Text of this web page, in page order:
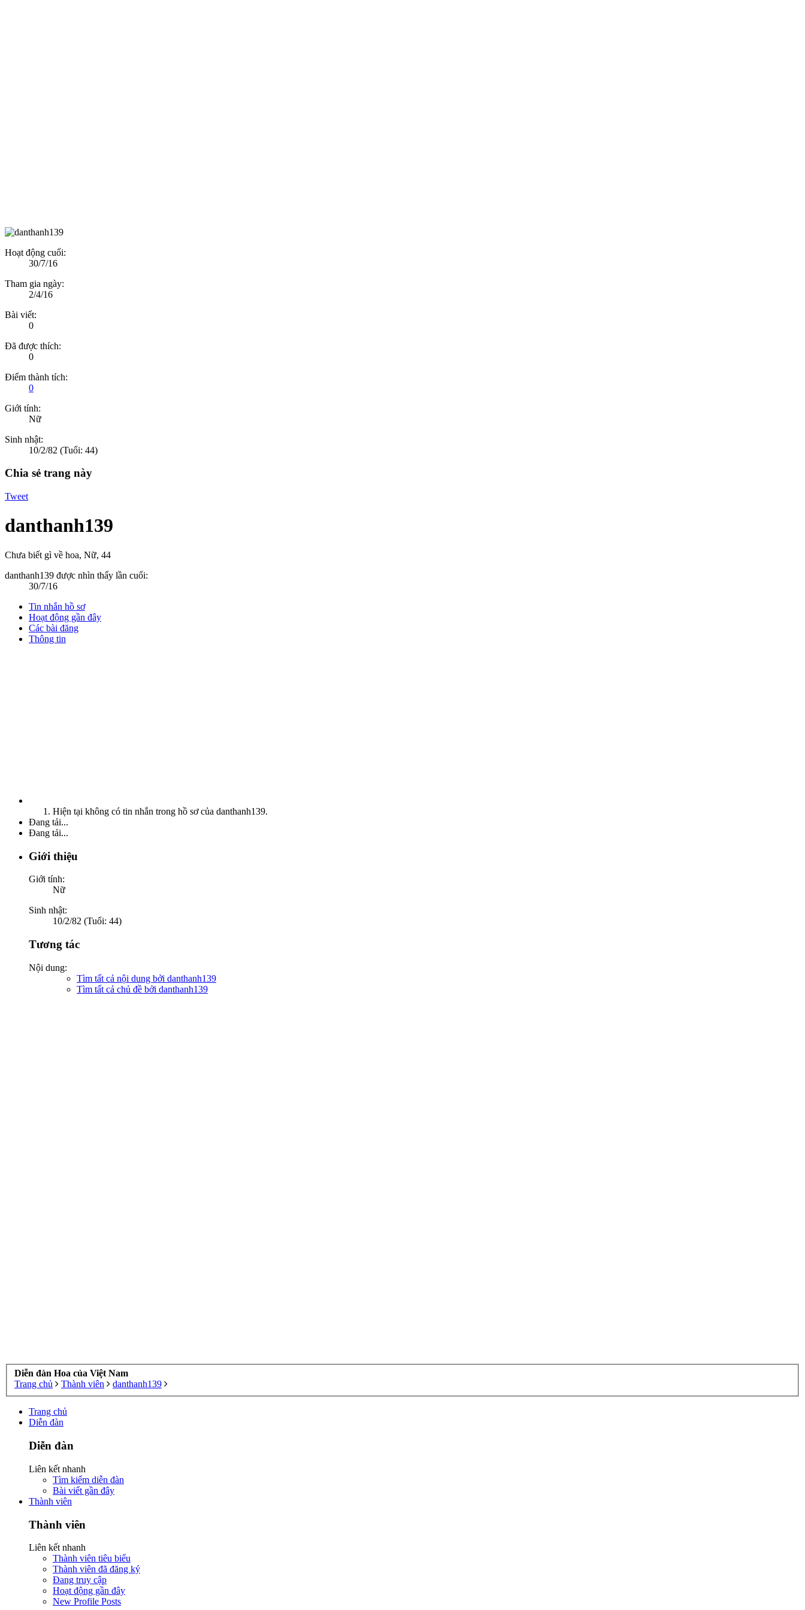
Hoạt động cuối:
30/7/16
Tham gia ngày:
2/4/16
Bài viết:
0
Đã được thích:
0
Điểm thành tích:
0
Giới tính:
Nữ
Sinh nhật:
10/2/82 (Tuổi: 44)
Chia sẻ trang này
Tweet
danthanh139
Chưa biết gì về hoa, Nữ, 44
danthanh139 được nhìn thấy lần cuối:
30/7/16
Tin nhắn hồ sơ
Hoạt động gần đây
Các bài đăng
Thông tin
Hiện tại không có tin nhắn trong hồ sơ của danthanh139.
Đang tải...
Đang tải...
Giới thiệu
Giới tính:
Nữ
Sinh nhật:
10/2/82 (Tuổi: 44)
Tương tác
Nội dung:
Tìm tất cả nội dung bởi danthanh139
Tìm tất cả chủ đề bởi danthanh139
Diễn đàn Hoa của Việt Nam
Trang chủ
Thành viên danthanh139
Trang chủ
Diễn đàn
Diễn đàn
Liên kết nhanh
Tìm kiếm diễn đàn
Bài viết gần đây
Thành viên
Thành viên
Liên kết nhanh
Thành viên tiêu biểu
Thành viên đã đăng ký
Đang truy cập
Hoạt động gần đây
New Profile Posts